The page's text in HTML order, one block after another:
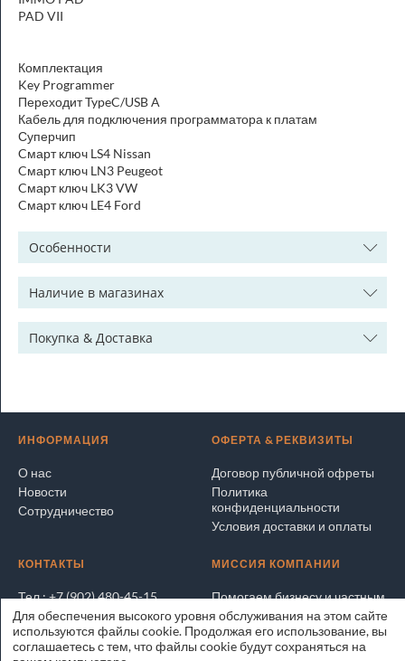
PAD VII
Комплектация
Key Programmer
Переходит TypeC/USB A
Кабель для подключения программатора к платам
Суперчип
Cмарт ключ LS4 Nissan
Cмарт ключ LN3 Peugeot
Cмарт ключ LK3 VW
Cмарт ключ LE4 Ford
Особенности
Наличие в магазинах
Покупка & Доставка
ИНФОРМАЦИЯ
О нас
Новости
Сотрудничество
ОФЕРТА & РЕКВИЗИТЫ
Договор публичной офреты
Политика
конфиденциальности
Условия доставки и оплаты
КОНТАКТЫ
Тел.: +7 (902) 480-45-15
Написать электронное
письмо
Адрес на карте
МИССИЯ КОМПАНИИ
Помогаем бизнесу и частным
лицам покупать и продавать
выгодно и безопасно
Для обеспечения высокого уровня обслуживания на этом сайте
используются файлы cookie. Продолжая его использование, вы
соглашаетесь с тем, что файлы cookie будут сохраняться на